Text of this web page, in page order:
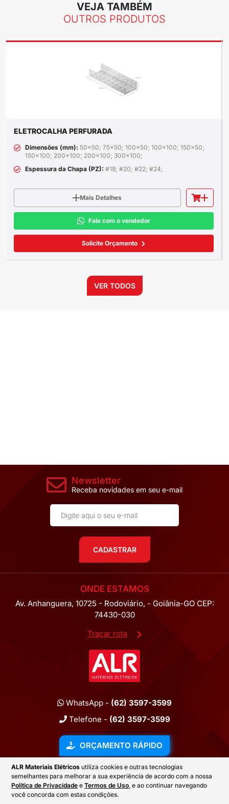
ALR Materiais Elétricos utiliza cookies e outras tecnologias
semelhantes para melhorar a sua experiência de acordo com a nossa
Política de Privacidade e Termos de Uso, e ao continuar navegando
você concorda com estas condições.
VEJA TAMBÉM
OUTROS PRODUTOS
ELETROCALHA PERFURADA
Dimensões (mm): 50x50; 75x50; 100x50; 100x100; 150x50;
150x100; 200x100; 200x100; 300x100;
Espessura da Chapa (PZ): #18; #20; #22; #24;
Mais Detalhes
Fale com o vendedor
Solicite Orçamento
VER TODOS
Newsletter
Receba novidades em seu e-mail
CADASTRAR
ONDE ESTAMOS
Av. Anhanguera, 10725 - Rodoviário, - Goiânia-GO CEP:
74430-030
Traçar rota
WhatsApp - (62) 3597-3599
Telefone - (62) 3597-3599
ORÇAMENTO RÁPIDO
2026 © ALR MATERIAIS ELÉTRICOS